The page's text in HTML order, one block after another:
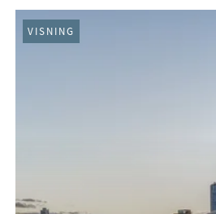
VISNING